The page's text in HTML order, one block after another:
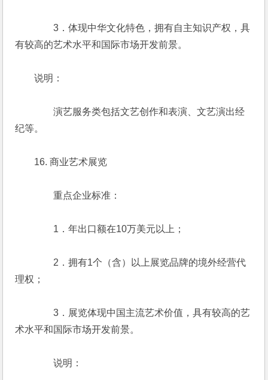
3．体现中华文化特色，拥有自主知识产权，具
有较高的艺术水平和国际市场开发前景。
说明：
演艺服务类包括文艺创作和表演、文艺演出经
纪等。
16. 商业艺术展览
重点企业标准：
1．年出口额在10万美元以上；
2．拥有1个（含）以上展览品牌的境外经营代
理权；
3．展览体现中国主流艺术价值，具有较高的艺
术水平和国际市场开发前景。
说明：